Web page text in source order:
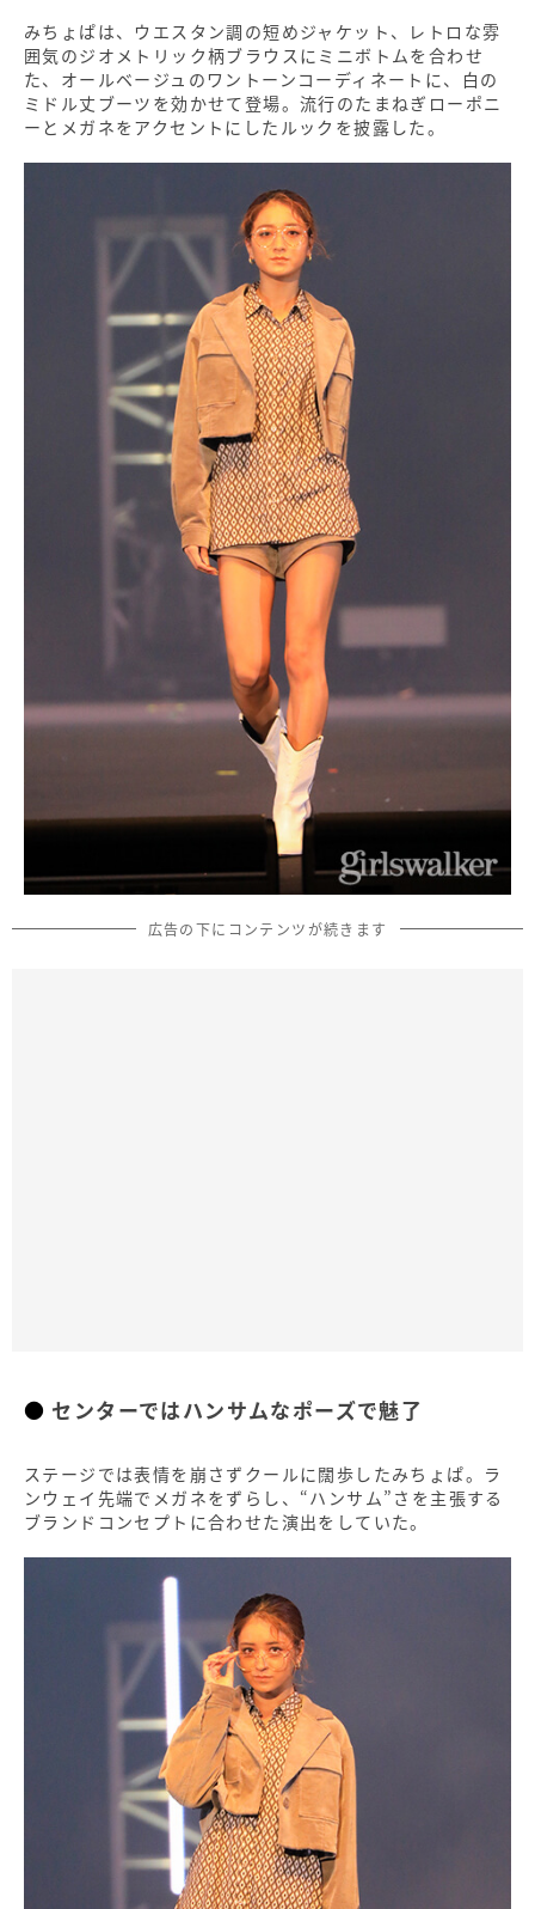
みちょぱは、ウエスタン調の短めジャケット、レトロな雰
囲気のジオメトリック柄ブラウスにミニボトムを合わせ
た、オールベージュのワントーンコーディネートに、白の
ミドル丈ブーツを効かせて登場。流行のたまねぎローポニ
ーとメガネをアクセントにしたルックを披露した。
広告の下にコンテンツが続きます
センターではハンサムなポーズで魅了
ステージでは表情を崩さずクールに闊歩したみちょぱ。ラ
ンウェイ先端でメガネをずらし、“ハンサム”さを主張する
ブランドコンセプトに合わせた演出をしていた。